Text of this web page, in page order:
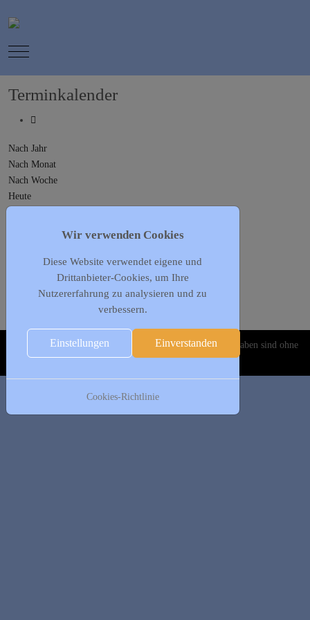
Mobile Menu Toggle
Terminkalender
Nach Jahr
Nach Monat
Nach Woche
Heute
Vorheriger Tag
Dienstag, 21. Juli 2026
Folgetag
Es wurden keine Events gefunden
Copyright © 2020-2026 DJK Gillrath 1911 e. V. Alle Angaben sind ohne
Gewähr!
Wir verwenden Cookies
Diese Website verwendet eigene und
Drittanbieter-Cookies, um Ihre
Nutzererfahrung zu analysieren und zu
verbessern.
Einstellungen Einverstanden
Cookies-Richtlinie